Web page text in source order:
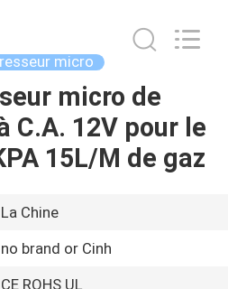
micro
micro de
C.A. 12V pour le
15L/M de gaz
La Chine
no brand or Cinh
CE ROHS UL